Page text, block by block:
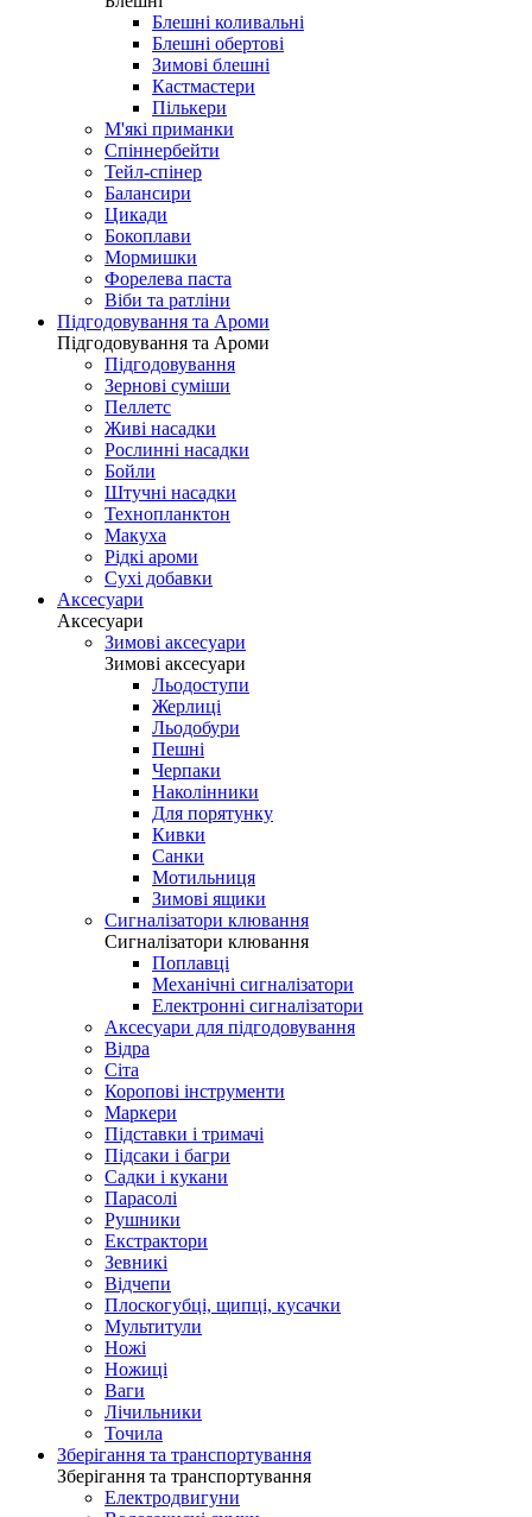
Блешні коливальні
Блешні обертові
Зимові блешні
Кастмастери
Пількери
М'які приманки
Спіннербейти
Тейл-спінер
Балансири
Цикади
Бокоплави
Мормишки
Форелева паста
Віби та ратліни
Підгодовування та Ароми
Підгодовування та Ароми
Підгодовування
Зернові суміши
Пеллетс
Живі насадки
Рослинні насадки
Бойли
Штучні насадки
Технопланктон
Макуха
Рідкі ароми
Сухі добавки
Аксесуари
Аксесуари
Зимові аксесуари
Зимові аксесуари
Льодоступи
Жерлиці
Льодобури
Пешні
Черпаки
Наколінники
Для порятунку
Кивки
Санки
Мотильниця
Зимові ящики
Сигналізатори клювання
Сигналізатори клювання
Поплавці
Механічні сигналізатори
Електронні сигналізатори
Аксесуари для підгодовування
Відра
Сіта
Коропові інструменти
Маркери
Підставки і тримачі
Підсаки і багри
Садки і кукани
Парасолі
Рушники
Екстрактори
Зевникі
Відчепи
Плоскогубці, щипці, кусачки
Мультитули
Ножі
Ножиці
Ваги
Лічильники
Точила
Зберігання та транспортування
Зберігання та транспортування
Електродвигуни